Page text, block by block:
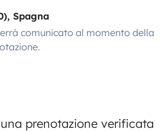
Spagna
comunicato al momento della
prenotazione verificata